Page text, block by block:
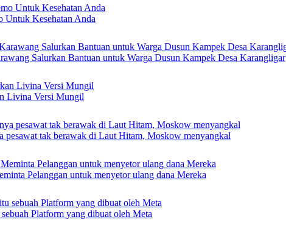
Untuk Kesehatan Anda
Salurkan Bantuan untuk Warga Dusun Kampek Desa Karangligar
Livina Versi Mungil
pesawat tak berawak di Laut Hitam, Moskow menyangkal
Pelanggan untuk menyetor ulang dana Mereka
Platform yang dibuat oleh Meta